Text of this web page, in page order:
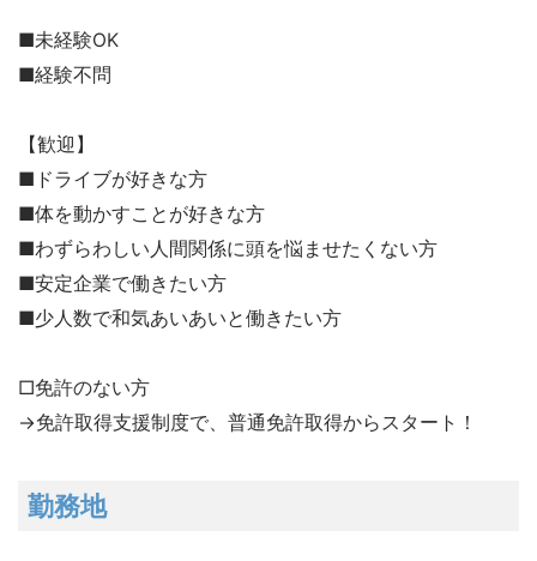
■未経験OK
■経験不問
【歓迎】
■ドライブが好きな方
■体を動かすことが好きな方
■わずらわしい人間関係に頭を悩ませたくない方
■安定企業で働きたい方
■少人数で和気あいあいと働きたい方
□免許のない方
→免許取得支援制度で、普通免許取得からスタート！
勤務地